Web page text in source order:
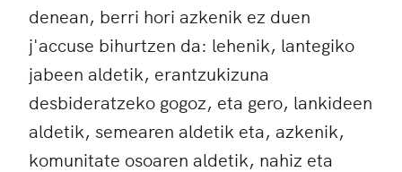
denean, berri hori azkenik ez duen
j'accuse bihurtzen da: lehenik, lantegiko
jabeen aldetik, erantzukizuna
desbideratzeko gogoz, eta gero, lankideen
aldetik, semearen aldetik eta, azkenik,
komunitate osoaren aldetik, nahiz eta